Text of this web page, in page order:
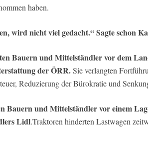
haben.
wird nicht viel gedacht.“ Sagte schon
Bauern und Mittelständler vor dem
der ÖRR.Sie verlangten
Reduzierung der Bürokratie und
Bauern und Mittelständler vor einem
Lidl.Traktoren hinderten Lastwagen